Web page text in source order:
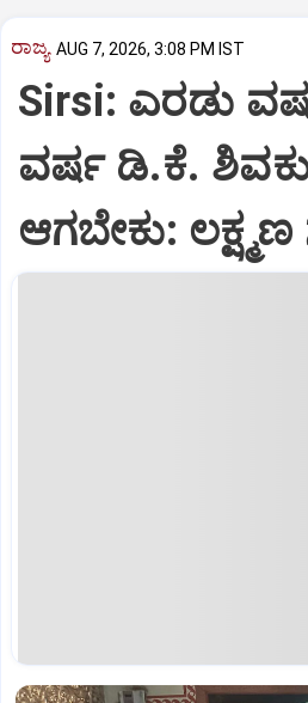
ರಾಜ್ಯ AUG 7, 2026, 3:08 PM IST
Sirsi: ಎರಡು
ವರ್ಷ ಡಿ.ಕೆ.
ಆಗಬೇಕು: